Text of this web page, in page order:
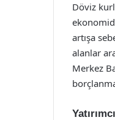
Döviz
artışa
alanlar
Merkez